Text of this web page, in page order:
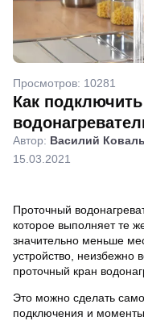
Просмотров: 10281
Как
Автор: Василий
15.03.2021
Проточный
которое выполняет те
значительно меньше
устройство, неизбежно
проточный кран
Это можно сделать
подключения и